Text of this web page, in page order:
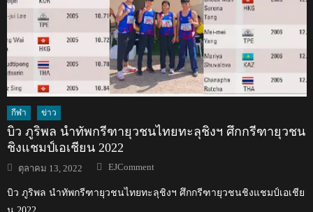
กีฬา ข่าว
บิว ภูริพล นำทัพกรีฑายุวชนไทยทะลุชิงฯ ศึกกรีฑายุวชน
ชิงแชมป์เอเชียน 2022
Posted
on
ตุลาคม 13, 2022 Author
EJComment
บิว ภูริพล นำทัพกรีฑายุวชนไทยทะลุชิงฯ ศึกกรีฑายุวชนชิงแชมป์เอเชีย